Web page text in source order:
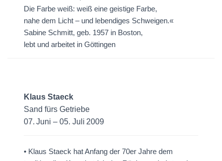
Die Farbe weiß: weiß eine geistige Farbe,
nahe dem Licht – und lebendiges Schweigen.«
Sabine Schmitt, geb. 1957 in Boston,
lebt und arbeitet in Göttingen
Klaus Staeck
Sand fürs Getriebe
07. Juni – 05. Juli 2009
• Klaus Staeck hat Anfang der 70er Jahre dem